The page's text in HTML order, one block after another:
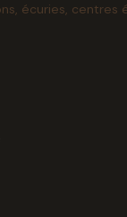
écuries,